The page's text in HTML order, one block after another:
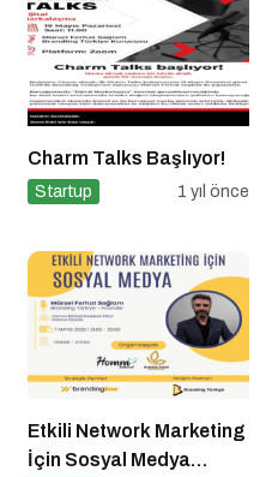
Charm Talks Başlıyor!
Startup 1 yıl önce
Etkili Network Marketing
İçin Sosyal Medya